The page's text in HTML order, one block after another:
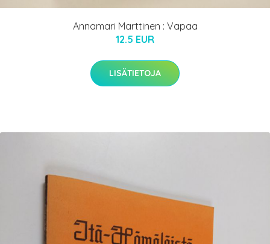
Annamari Marttinen : Vapaa
12.5 EUR
LISÄTIETOJA